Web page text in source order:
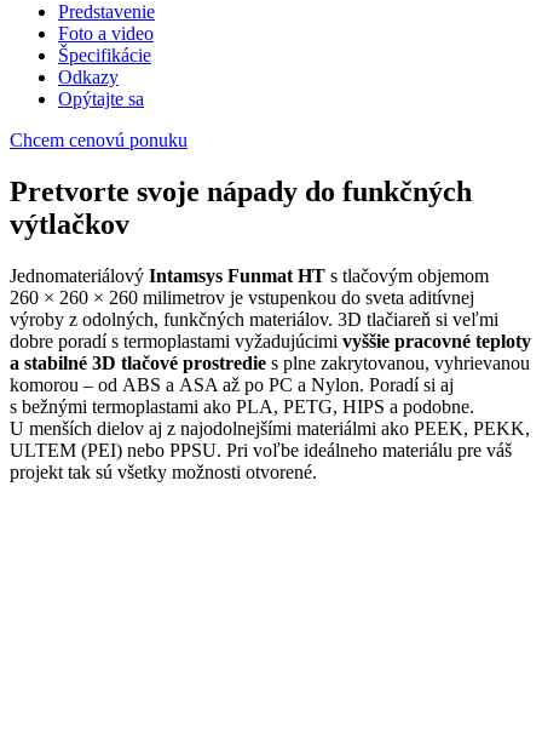
Predstavenie
Foto a video
Špecifikácie
Odkazy
Opýtajte sa
Chcem cenovú ponuku
Pretvorte svoje nápady do funkčných
výtlačkov
Jednomateriálový Intamsys Funmat HT s tlačovým objemom
260 × 260 × 260 milimetrov je vstupenkou do sveta aditívnej
výroby z odolných, funkčných materiálov. 3D tlačiareň si veľmi
dobre poradí s termoplastami vyžadujúcimi vyššie pracovné teploty
a stabilné 3D tlačové prostredie s plne zakrytovanou, vyhrievanou
komorou – od ABS a ASA až po PC a Nylon. Poradí si aj
s bežnými termoplastami ako PLA, PETG, HIPS a podobne.
U menších dielov aj z najodolnejšími materiálmi ako PEEK, PEKK,
ULTEM (PEI) nebo PPSU. Pri voľbe ideálneho materiálu pre váš
projekt tak sú všetky možnosti otvorené.